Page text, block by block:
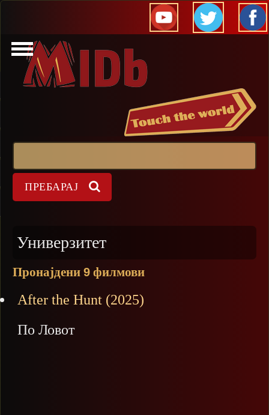
Прескокни
Универзитет
Пронајдени 9 филмови
After the Hunt (2025)
По Ловот